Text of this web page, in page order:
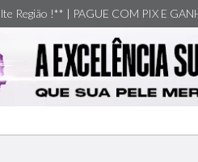
Região !** | PAGUE COM PIX E